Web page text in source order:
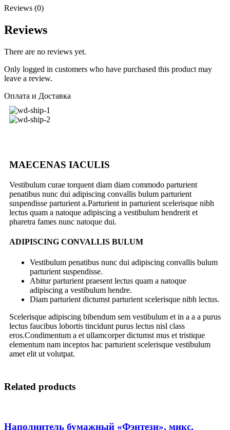
Reviews (0)
Reviews
There are no reviews yet.
Only logged in customers who have purchased this product may
leave a review.
Оплата и Доставка
MAECENAS IACULIS
Vestibulum curae torquent diam diam commodo parturient
penatibus nunc dui adipiscing convallis bulum parturient
suspendisse parturient a.Parturient in parturient scelerisque nibh
lectus quam a natoque adipiscing a vestibulum hendrerit et
pharetra fames nunc natoque dui.
ADIPISCING CONVALLIS BULUM
Vestibulum penatibus nunc dui adipiscing convallis bulum
parturient suspendisse.
Abitur parturient praesent lectus quam a natoque
adipiscing a vestibulum hendre.
Diam parturient dictumst parturient scelerisque nibh lectus.
Scelerisque adipiscing bibendum sem vestibulum et in a a a purus
lectus faucibus lobortis tincidunt purus lectus nisl class
eros.Condimentum a et ullamcorper dictumst mus et tristique
elementum nam inceptos hac parturient scelerisque vestibulum
amet elit ut volutpat.
Related products
Наполнитель бумажный «Фэнтези», микс,